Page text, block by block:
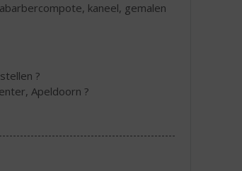
kaneel, gemalen
?
Apeldoorn ?